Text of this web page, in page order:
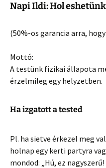
Napi Ildi: Hol
(50%-os garancia arra,
Mottó:
A testünk fizikai állapota
érzelmileg egy helyzetben.
Ha izgatott a tested
Pl. ha sietve érkezel meg
holnap egy kerti partyra
mondod: „Hú, ez